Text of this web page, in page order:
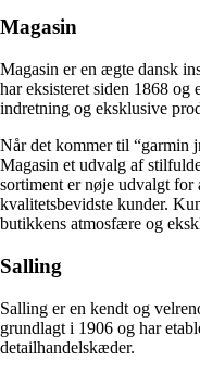
Magasin
Magasin er en ægte dansk
har eksisteret siden 1868
indretning og eksklusive
Når det kommer til “garmin
Magasin et udvalg af
sortiment er nøje udvalgt for
kvalitetsbevidste kunder.
butikkens atmosfære og
Salling
Salling er en kendt og
grundlagt i 1906 og har
detailhandelskæder.